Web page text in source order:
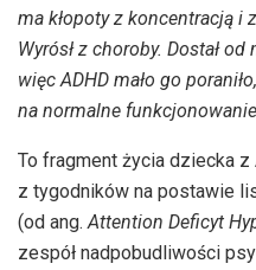
ma kłopoty z koncentracją i
Wyrósł z choroby. Dostał
więc ADHD mało go
na normalne
To fragment życia dziecka
z tygodników na postawie
(od ang. Attention Deficyt
zespół nadpobudliwości